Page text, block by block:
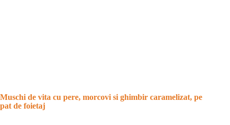
Muschi de vita cu pere, morcovi si ghimbir caramelizat, pe
pat de foietaj